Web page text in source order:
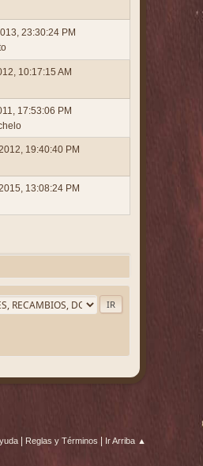
23:30:24 PM
10:17:15 AM
17:53:06 PM
19:40:40 PM
13:08:24 PM
Reglas y Términos Ir Arriba ▲